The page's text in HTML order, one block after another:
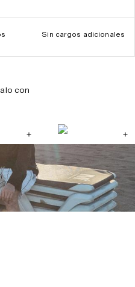
Sin cargos adicionales
con